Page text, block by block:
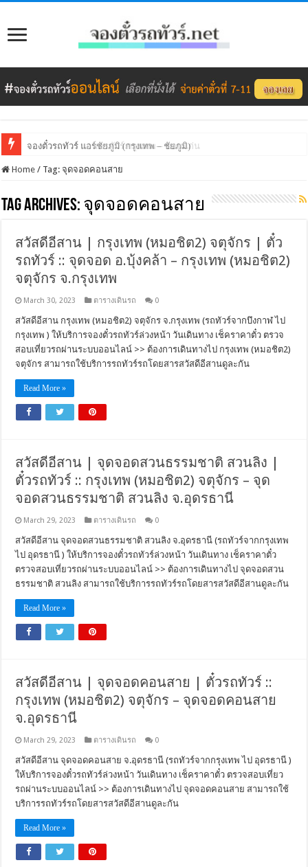
จองตั๋วรถทัวร์ นวนครทัวร์ กรุงเทพ – ขอนแก่น
จองตั๋วรถทัวร์ แอร์ชัยภูมิ (กรุงเทพ – ชัยภูมิ)
Home / Tag:จุดจอดคอนสาย
Tag Archives: จุดจอดคอนสาย
สวัสดีอีสาน | กรุงเทพ (หมอชิต2) จตุจักร | ตั๋ว
รถทัวร์ :: จุดจอด อ.บุ้งคล้า – กรุงเทพ (หมอชิต2)
จตุจักร จ.กรุงเทพ
March 30, 2023 ตารางเดินรถ 0
สวัสดีอีสาน กรุงเทพ (หมอชิต2) จตุจักร จ.กรุงเทพ (รถทัวร์จากบึงกาฬ ไป
กรุงเทพ ) ให้บริการจองตั๋วรถทัวร์ล่วงหน้า วันเดินทาง เช็คราคาตั๋ว ตรวจ
สอบเที่ยวรถผ่านระบบออนไลน์ >> ต้องการเดินทางไป กรุงเทพ (หมอชิต2)
จตุจักร สามารถใช้บริการรถทัวร์รถโดยสารสวัสดีอีสานดูละกัน
Read More »
สวัสดีอีสาน | จุดจอดสวนธรรมชาติ สวนลิง |
ตั๋วรถทัวร์ :: กรุงเทพ (หมอชิต2) จตุจักร – จุด
จอดสวนธรรมชาติ สวนลิง จ.อุดรธานี
March 29, 2023 ตารางเดินรถ 0
สวัสดีอีสาน จุดจอดสวนธรรมชาติ สวนลิง จ.อุดรธานี (รถทัวร์จากกรุงเทพ
ไป อุดรธานี ) ให้บริการจองตั๋วรถทัวร์ล่วงหน้า วันเดินทาง เช็คราคาตั๋ว
ตรวจสอบเที่ยวรถผ่านระบบออนไลน์ >> ต้องการเดินทางไป จุดจอดสวน
ธรรมชาติ สวนลิง สามารถใช้บริการรถทัวร์รถโดยสารสวัสดีอีสานดูละกัน
Read More »
สวัสดีอีสาน | จุดจอดคอนสาย | ตั๋วรถทัวร์ ::
กรุงเทพ (หมอชิต2) จตุจักร – จุดจอดคอนสาย
จ.อุดรธานี
March 29, 2023 ตารางเดินรถ 0
สวัสดีอีสาน จุดจอดคอนสาย จ.อุดรธานี (รถทัวร์จากกรุงเทพ ไป อุดรธานี )
ให้บริการจองตั๋วรถทัวร์ล่วงหน้า วันเดินทาง เช็คราคาตั๋ว ตรวจสอบเที่ยว
รถผ่านระบบออนไลน์ >> ต้องการเดินทางไป จุดจอดคอนสาย สามารถใช้
บริการรถทัวร์รถโดยสารสวัสดีอีสานดูละกัน
Read More »